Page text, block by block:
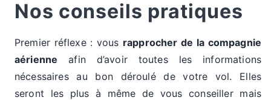
Nos conseils pratiques
Premier réflexe : vous rapprocher de la compagnie
aérienne afin d’avoir toutes les informations
nécessaires au bon déroulé de votre vol. Elles
seront les plus à même de vous conseiller mais